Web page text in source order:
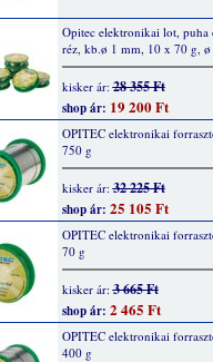
Opitec elektronikai lot, puha
réz, kb.ø 1 mm, 10 x 70 g,
kisker ár:28 355 Ft
shop ár: 19 200 Ft
OPITEC elektronikai
750 g
kisker ár:32 225 Ft
shop ár: 25 105 Ft
OPITEC elektronikai
70 g
kisker ár:3 665 Ft
shop ár: 2 465 Ft
OPITEC elektronikai
400 g